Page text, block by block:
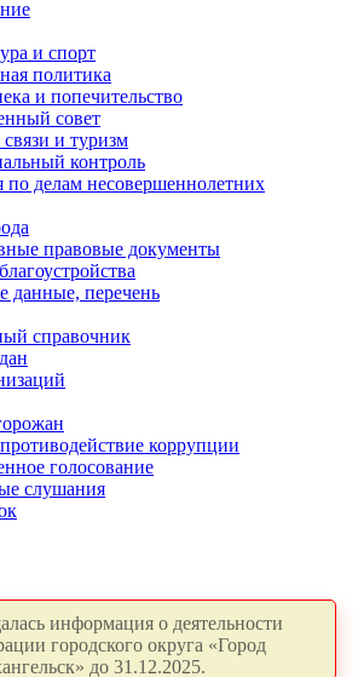
и спорт
политика
и попечительство
совет
и туризм
контроль
по делам несовершеннолетних
правовые документы
данные, перечень
справочник
коррупции
голосование
слушания
информация о деятельности
городского округа «Город
до 31.12.2025.